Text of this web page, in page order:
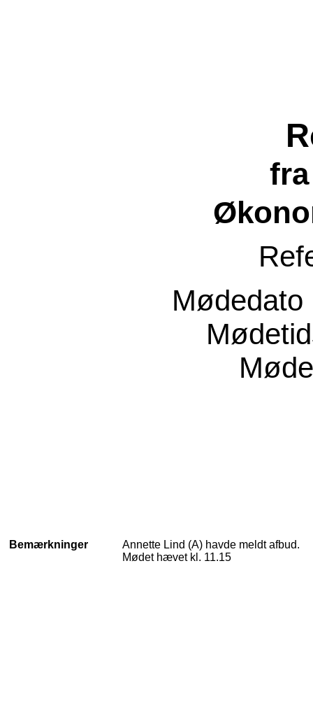
Mødedato
Bemærkninger
Annette Lind (A) havde meldt afbud.
Mødet hævet kl. 11.15